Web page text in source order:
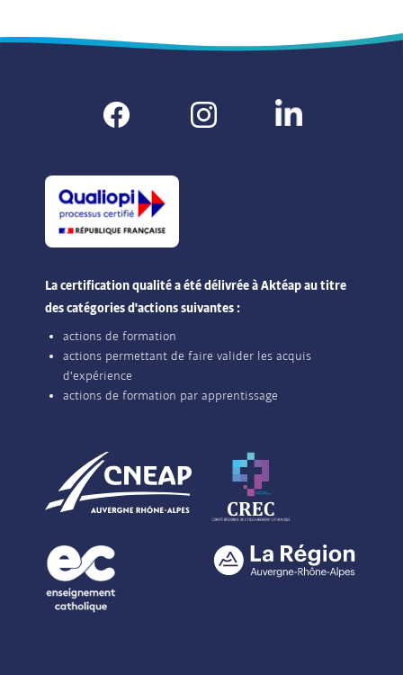
La certification qualité a été délivrée à Aktéap au titre
des catégories d'actions suivantes :
actions de formation
actions permettant de faire valider les acquis
d'expérience
actions de formation par apprentissage